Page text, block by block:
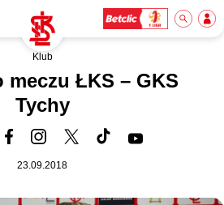
Klub
meczu ŁKS – GKS
Tychy
23.09.2018